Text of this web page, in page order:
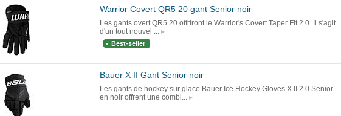
Warrior Covert QR5 20 gant Senior noir
Les gants overt QR5 20 offriront le Warrior's Covert Taper Fit 2.0. Il s'agit
d'un tout nouvel ...
Best-seller
Bauer X II Gant Senior noir
Les gants de hockey sur glace Bauer Ice Hockey Gloves X II 2.0 Senior
en noir offrent une combi...